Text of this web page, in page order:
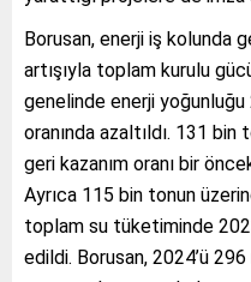
Borusan, enerji iş kolunda
artışıyla toplam kurulu
genelinde enerji yoğunluğu
oranında azaltıldı. 131 bin
geri kazanım oranı bir
Ayrıca 115 bin tonun
toplam su tüketiminde
edildi. Borusan, 2024’ü